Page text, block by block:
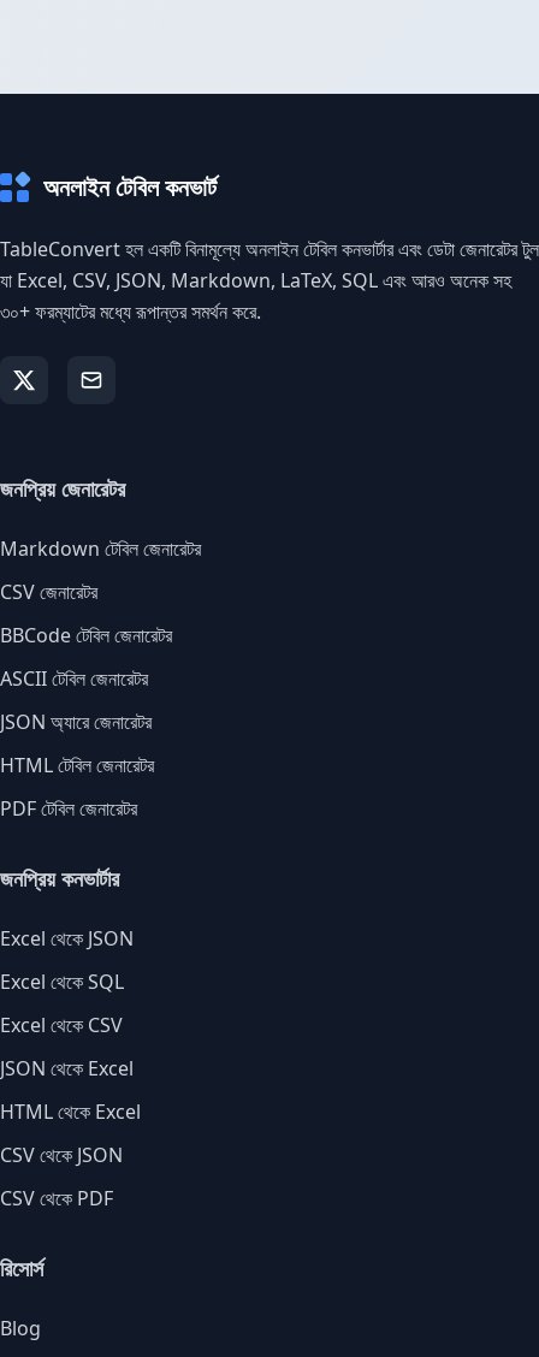
অনলাইন টেবিল কনভার্ট
TableConvert হল একটি বিনামূল্যে অনলাইন টেবিল কনভার্টার এবং ডেটা জেনারেটর টুল
যা Excel, CSV, JSON, Markdown, LaTeX, SQL এবং আরও অনেক সহ
৩০+ ফরম্যাটের মধ্যে রূপান্তর সমর্থন করে.
জনপ্রিয় জেনারেটর
Markdown টেবিল জেনারেটর
CSV জেনারেটর
BBCode টেবিল জেনারেটর
ASCII টেবিল জেনারেটর
JSON অ্যারে জেনারেটর
HTML টেবিল জেনারেটর
PDF টেবিল জেনারেটর
জনপ্রিয় কনভার্টার
Excel থেকে JSON
Excel থেকে SQL
Excel থেকে CSV
JSON থেকে Excel
HTML থেকে Excel
CSV থেকে JSON
CSV থেকে PDF
রিসোর্স
Blog